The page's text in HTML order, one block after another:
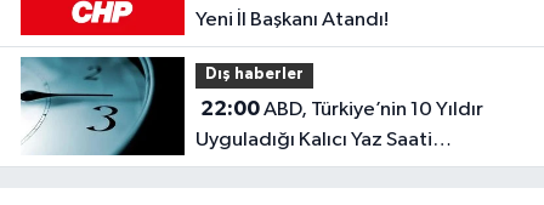
Yeni İl Başkanı Atandı!
Dış haberler
22:00ABD, Türkiye’nin 10 Yıldır
Uyguladığı Kalıcı Yaz Saati
Modeline Geçiyor!